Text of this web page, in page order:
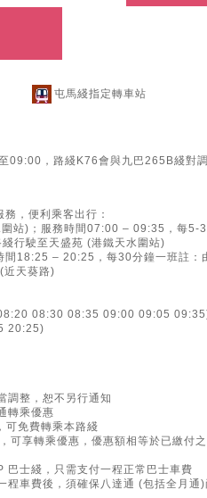
屯馬綫指定轉車站
09:00，路綫K76會與九巴265B綫對
，便利乘客出行：
站)；服務時間07:00 – 09:35，每5-
行駛至天盛苑 (港鐵天水圍站)
18:25 – 20:25，每30分鐘一班註：
近天葵路)
08:30 08:35 09:00 09:05
20:25)
調整，恕不另行通知
轉乘優惠
可免費轉乘本路綫
可享轉乘優惠，優惠額相等於已繳付
士綫，只需支付一程正常巴士車費
程車費後，須確保八達通 (包括全月通